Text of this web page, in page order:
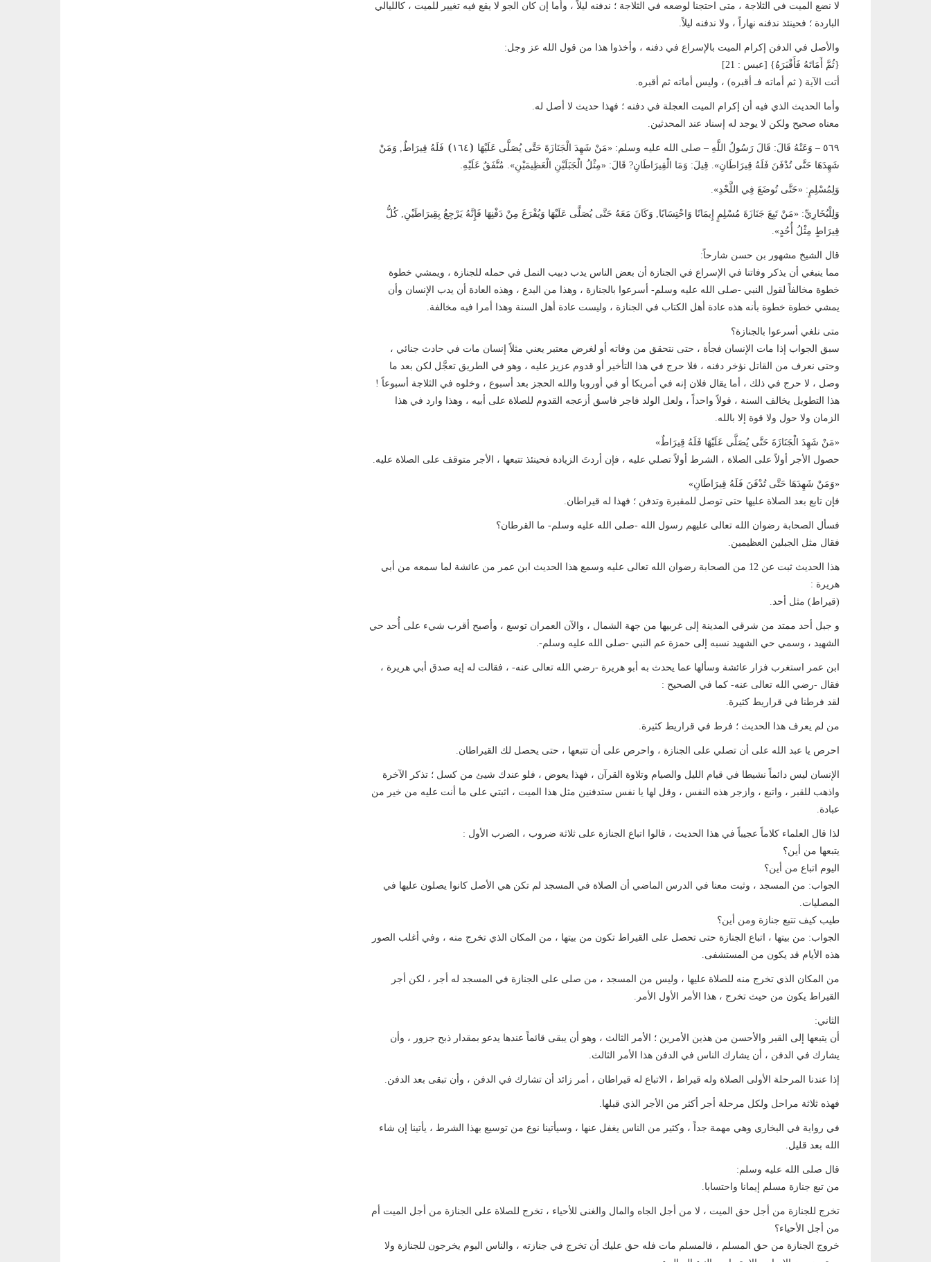
لا نضع الميت في الثلاجة ، متى احتجنا لوضعه في الثلاجة ؛ ندفنه ليلاً ، وأما إن كان الجو لا يقع فيه تغيير للميت ، كالليالي
الباردة ؛ فحينئذ ندفنه نهاراً ، ولا ندفنه ليلاً.
والأصل في الدفن إكرام الميت بالإسراع في دفنه ، وأخذوا هذا من قول الله عز وجل:
{ثُمَّ أَمَاتَهُ فَأَقْبَرَهُ} [عبس : 21]
أتت الآية ( ثم أماته فـ أقبره) ، وليس أماته ثم أقبره.
وأما الحديث الذي فيه أن إكرام الميت العجلة في دفنه ؛ فهذا حديث لا أصل له.
معناه صحيح ولكن لا يوجد له إسناد عند المحدثين.
٥٦٩ – وَعَنْهُ قَالَ: قَالَ رَسُولُ اللَّهِ – صلى الله عليه وسلم: «مَنْ شَهِدَ الْجَنَازَةَ حَتَّى يُصَلَّى عَلَيْهَا ⦗١٦٤⦘ فَلَهُ قِيرَاطٌ, وَمَنْ
شَهِدَهَا حَتَّى تُدْفَنَ فَلَهُ قِيرَاطَانِ». قِيلَ: وَمَا الْقِيرَاطَانِ? قَالَ: «مِثْلُ الْجَبَلَيْنِ الْعَظِيمَيْنِ». مُتَّفَقٌ عَلَيْهِ.
وَلِمُسْلِمٍ: «حَتَّى تُوضَعَ فِي اللَّحْدِ».
وَلِلْبُخَارِيِّ: «مَنْ تَبِعَ جَنَازَةَ مُسْلِمٍ إِيمَانًا وَاحْتِسَابًا, وَكَانَ مَعَهُ حَتَّى يُصَلَّى عَلَيْهَا وَيُفْرَغَ مِنْ دَفْنِهَا فَإِنَّهُ يَرْجِعُ بِقِيرَاطَيْنِ, كُلُّ
قِيرَاطٍ مِثْلُ أُحُدٍ».
قال الشيخ مشهور بن حسن شارحاً:
مما ينبغي أن يذكر وفاتنا في الإسراع في الجنازة أن بعض الناس يدب دبيب النمل في حمله للجنازة ، ويمشي خطوة
خطوة مخالفاً لقول النبي -صلى الله عليه وسلم- أسرعوا بالجنازة ، وهذا من البدع ، وهذه العادة أن يدب الإنسان وأن
يمشي خطوة خطوة بأنه هذه عادة أهل الكتاب في الجنازة ، وليست عادة أهل السنة وهذا أمرا فيه مخالفة.
متى نلغي أسرعوا بالجنازة؟
سبق الجواب إذا مات الإنسان فجأة ، حتى نتحقق من وفاته أو لغرض معتبر يعني مثلاً إنسان مات في حادث جنائي ،
وحتى نعرف من القاتل نؤخر دفنه ، فلا حرج في هذا التأخير أو قدوم عزيز عليه ، وهو في الطريق تعجَّل لكن بعد ما
وصل ، لا حرج في ذلك ، أما يقال فلان إنه في أمريكا أو في أوروبا والله الحجز بعد أسبوع ، وخلوه في الثلاجة أسبوعاً !
هذا التطويل يخالف السنة ، قولاً واحداً ، ولعل الولد فاجر فاسق أزعجه القدوم للصلاة على أبيه ، وهذا وارد في هذا
الزمان ولا حول ولا قوة إلا بالله.
«مَنْ شَهِدَ الْجَنَازَةَ حَتَّى يُصَلَّى عَلَيْهَا فَلَهُ قِيرَاطٌ»
حصول الأجر أولاً على الصلاة ، الشرط أولاً تصلي عليه ، فإن أردتَ الزيادة فحينئذ تتبعها ، الأجر متوقف على الصلاة عليه.
«وَمَنْ شَهِدَهَا حَتَّى تُدْفَنَ فَلَهُ قِيرَاطَانِ»
فإن تابع بعد الصلاة عليها حتى توصل للمقبرة وتدفن ؛ فهذا له قيراطان.
فسأل الصحابة رضوان الله تعالى عليهم رسول الله -صلى الله عليه وسلم- ما القرطان؟
فقال مثل الجبلين العظيمين.
هذا الحديث ثبت عن 12 من الصحابة رضوان الله تعالى عليه وسمع هذا الحديث ابن عمر من عائشة لما سمعه من أبي
هريرة :
(قيراط) مثل أحد.
و جبل أحد ممتد من شرقي المدينة إلى غربيها من جهة الشمال ، والآن العمران توسع ، وأصبح أقرب شيء على أُحد حي
الشهيد ، وسمي حي الشهيد نسبه إلى حمزة عم النبي -صلى الله عليه وسلم-.
ابن عمر استغرب فزار عائشة وسألها عما يحدث به أبو هريرة -رضي الله تعالى عنه- ، فقالت له إيه صدق أبي هريرة ،
فقال -رضي الله تعالى عنه- كما في الصحيح :
لقد فرطنا في قراريط كثيرة.
من لم يعرف هذا الحديث ؛ فرط في قراريط كثيرة.
احرص يا عبد الله على أن تصلي على الجنازة ، واحرص على أن تتبعها ، حتى يحصل لك القيراطان.
الإنسان ليس دائماً نشيطا في قيام الليل والصيام وتلاوة القرآن ، فهذا يعوض ، فلو عندك شيئ من كسل ؛ تذكر الآخرة
واذهب للقبر ، واتبع ، وازجر هذه النفس ، وقل لها يا نفس ستدفنين مثل هذا الميت ، اثبتي على ما أنت عليه من خير من
عبادة.
لذا قال العلماء كلاماً عجيباً في هذا الحديث ، قالوا اتباع الجنازة على ثلاثة ضروب ، الضرب الأول :
يتبعها من أين؟
اليوم اتباع من أين؟
الجواب: من المسجد ، وثبت معنا في الدرس الماضي أن الصلاة في المسجد لم تكن هي الأصل كانوا يصلون عليها في
المصليات.
طيب كيف تتبع جنازة ومن أين؟
الجواب: من بيتها ، اتباع الجنازة حتى تحصل على القيراط تكون من بيتها ، من المكان الذي تخرج منه ، وفي أغلب الصور
هذه الأيام قد يكون من المستشفى.
من المكان الذي تخرج منه للصلاة عليها ، وليس من المسجد ، من صلى على الجنازة في المسجد له أجر ، لكن أجر
القيراط يكون من حيث تخرج ، هذا الأمر الأول الأمر.
الثاني:
أن يتبعها إلى القبر والأحسن من هذين الأمرين ؛ الأمر الثالث ، وهو أن يبقى قائماً عندها يدعو بمقدار ذبح جزور ، وأن
يشارك في الدفن ، أن يشارك الناس في الدفن هذا الأمر الثالث.
إذا عندنا المرحلة الأولى الصلاة وله قيراط ، الاتباع له قيراطان ، أمر زائد أن تشارك في الدفن ، وأن تبقى بعد الدفن.
فهذه ثلاثة مراحل ولكل مرحلة أجر أكثر من الأجر الذي قبلها.
في رواية في البخاري وهي مهمة جداً ، وكثير من الناس يغفل عنها ، وسيأتينا نوع من توسيع بهذا الشرط ، يأتينا إن شاء
الله بعد قليل.
قال صلى الله عليه وسلم:
من تبع جنازة مسلم إيمانا واحتسابا.
تخرج للجنازة من أجل حق الميت ، لا من أجل الجاه والمال والغنى للأحياء ، تخرج للصلاة على الجنازة من أجل الميت أم
من أجل الأحياء؟
خروج الجنازة من حق المسلم ، فالمسلم مات فله حق عليك أن تخرج في جنازته ، والناس اليوم يخرجون للجنازة ولا